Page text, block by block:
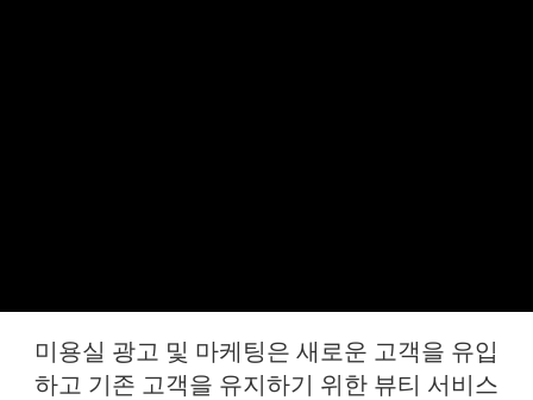
미용실 광고 및 마케팅은 새로운 고객을 유입
하고 기존 고객을 유지하기 위한 뷰티 서비스